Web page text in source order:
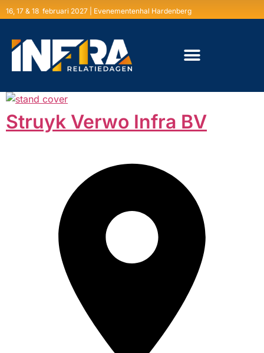
16, 17 & 18 februari 2027 | Evenementenhal Hardenberg
Struyk Verwo Infra BV